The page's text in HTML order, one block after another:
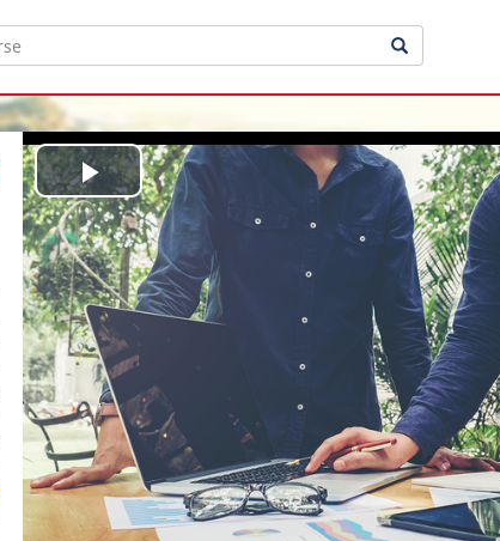
Play
Video